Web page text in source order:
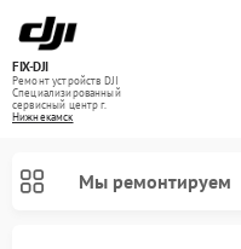
FIX-DJI
Ремонт устройств DJI
Специализированный
cервисный центр г.
Нижнекамск
Мы ремонтируем